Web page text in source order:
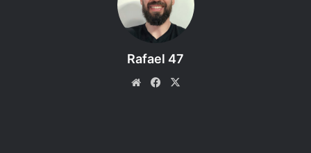
podcast produzido pelo RPG Next que faz a leitura e
discute as regras dos livros do Sistema de RPG D&D 5e.
Neste episódio o assunto é: Chuul, Mantor e Cocatriz, com
ideias de aventuras! Coloque seu fone de ouvido e curta!
Rafael 47
WebsiteFacebook